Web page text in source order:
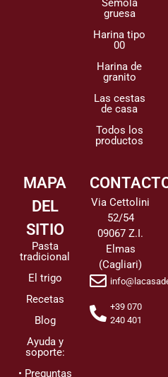
Sémola
gruesa
Harina tipo
00
Harina de
granito
Las cestas
de casa
Todos los
productos
MAPA
DEL
SITIO
Pasta
tradicional
El trigo
Recetas
Blog
Ayuda y
soporte:
• Preguntas
Via Cettolini
52/54
09067 Z.I.
Elmas
(Cagliari)
+39 070
240 401